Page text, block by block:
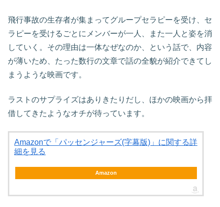
飛行事故の生存者が集まってグループセラピーを受け、セ
ラピーを受けるごとにメンバーが一人、また一人と姿を消
していく。その理由は一体なぜなのか、という話で、内容
が薄いため、たった数行の文章で話の全貌が紹介できてし
まうような映画です。
ラストのサプライズはありきたりだし、ほかの映画から拝
借してきたようなオチが待っています。
Amazonで「パッセンジャーズ(字幕版)」に関する詳
細を見る
Amazon